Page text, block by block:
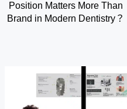
Position Matters More Than
Brand in Modern Dentistry？
0800-777-200
免付費專線 諮詢